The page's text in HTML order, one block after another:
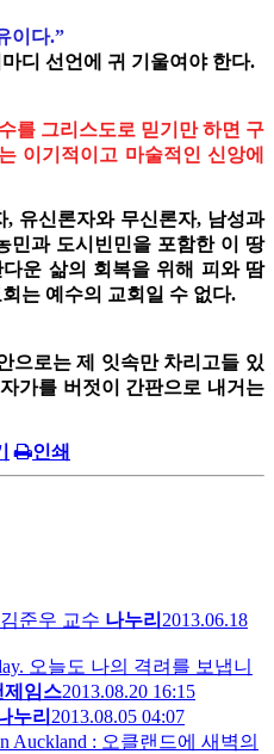
이다.”
디 선언에 귀 기울여야 한다.
를 그리스도로 믿기만 하면 구
이기적이고 마술적인 신앙에
유신론자와 무신론자, 남성과
민과 도시빈민을 포함한 이 땅
운 삶의 회복을 위해 피와 땀
는 예수의 교회일 수 없다.
으로는 제 잇속만 차리고들 있
가를 버젓이 간판으로 내거는
인쇄
준우 교수 나누리 2013.06.18
오늘도 나의 격려를 보냅니
제임스2013.08.20 16:15
누리 2013.08.05 04:07
Auckland : 오클랜드에 새벽의